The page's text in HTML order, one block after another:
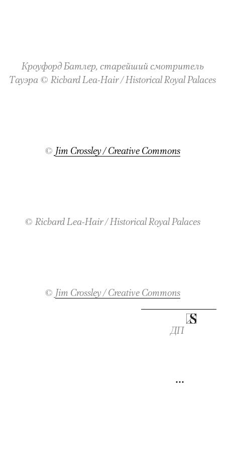
Кроуфорд Батлер, старейший смотритель
Тауэра © Richard Lea-Hair / Historical Royal Palaces
© Jim Crossley / Creative Commons
© Richard Lea-Hair / Historical Royal Palaces
© Jim Crossley / Creative Commons
ДП